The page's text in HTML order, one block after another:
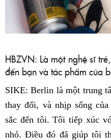
HBZVN: Là một nghệ sĩ
đến bạn và tác phẩm của
SIKE: Berlin là một trung
thay đổi, và nhịp sống
sắc đến tôi. Tôi tiếp xúc
nhỏ. Điều đó đã giúp tôi